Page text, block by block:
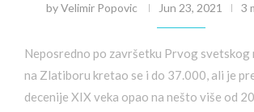
byVelimir Popovic Jun 23, 2021 3
Neposredno po završetku Prvog
na Zlatiboru kretao se i do 37.000, ali je
decenije XIX veka opao na nešto više od